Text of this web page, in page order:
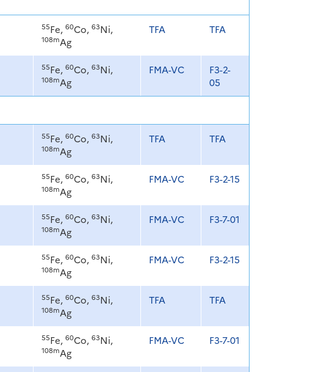
55Fe, 60Co, 63Ni,
108mAg
TFA TFA
55Fe, 60Co, 63Ni,
108mAg
FMA-VC
F3-2-
05
55Fe, 60Co, 63Ni,
108mAg
TFA TFA
55Fe, 60Co, 63Ni,
108mAg
FMA-VC F3-2-15
55Fe, 60Co, 63Ni,
108mAg
FMA-VC F3-7-01
55Fe, 60Co, 63Ni,
108mAg
FMA-VC F3-2-15
55Fe, 60Co, 63Ni,
108mAg
TFA TFA
55Fe, 60Co, 63Ni,
108mAg
FMA-VC F3-7-01